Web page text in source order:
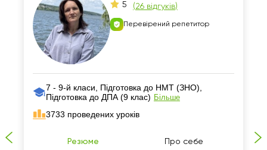
5 (26 відгуків)
Перевірений репетитор
7 - 9-й класи, Підготовка до НМТ (ЗНО),
Підготовка до ДПА (9 клас) Більше
3733 проведених уроків
Резюме Про себе